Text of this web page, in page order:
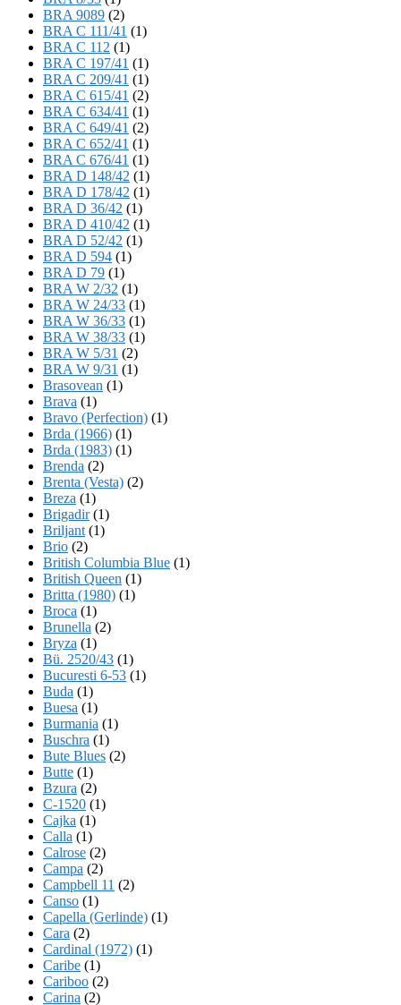
BRA 9089 (2)
BRA C 111/41 (1)
BRA C 112 (1)
BRA C 197/41 (1)
BRA C 209/41 (1)
BRA C 615/41 (2)
BRA C 634/41 (1)
BRA C 649/41 (2)
BRA C 652/41 (1)
BRA C 676/41 (1)
BRA D 148/42 (1)
BRA D 178/42 (1)
BRA D 36/42 (1)
BRA D 410/42 (1)
BRA D 52/42 (1)
BRA D 594 (1)
BRA D 79 (1)
BRA W 2/32 (1)
BRA W 24/33 (1)
BRA W 36/33 (1)
BRA W 38/33 (1)
BRA W 5/31 (2)
BRA W 9/31 (1)
Brasovean (1)
Brava (1)
Bravo (Perfection) (1)
Brda (1966) (1)
Brda (1983) (1)
Brenda (2)
Brenta (Vesta) (2)
Breza (1)
Brigadir(1)
Briljant (1)
Brio (2)
British Columbia Blue (1)
British Queen (1)
Britta (1980) (1)
Broca (1)
Brunella (2)
Bryza (1)
Bü. 2520/43 (1)
Bucuresti 6-53 (1)
Buda (1)
Buesa (1)
Burmania (1)
Buschra (1)
Bute Blues (2)
Butte (1)
Bzura (2)
C-1520 (1)
Cajka (1)
Calla (1)
Calrose (2)
Campa (2)
Campbell 11 (2)
Canso (1)
Capella (Gerlinde) (1)
Cara (2)
Cardinal (1972) (1)
Caribe (1)
Cariboo (2)
Carina (2)